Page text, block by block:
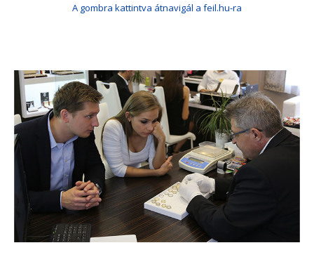
A gombra kattintva átnavigál a feil.hu-ra